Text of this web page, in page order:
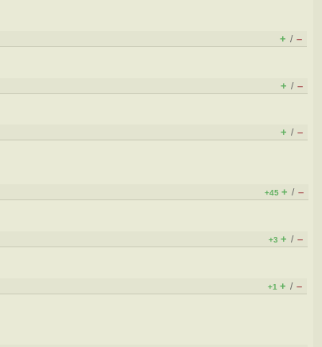
+ / –
+ / –
+ / –
+45 + / –
+3 + / –
+1 + / –